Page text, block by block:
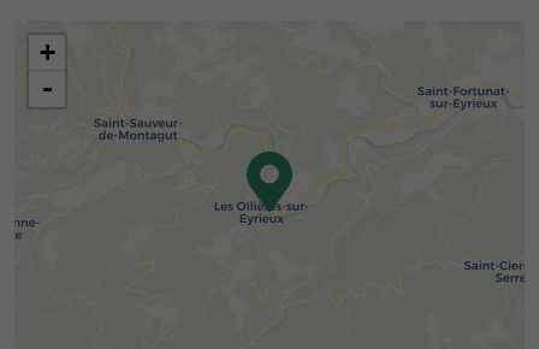
+
-